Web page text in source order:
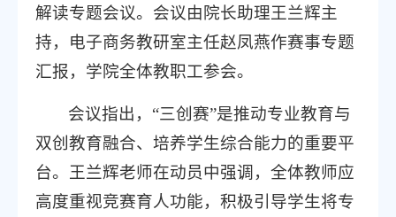
解读专题会议。会议由院长助理王兰辉主
持，电子商务教研室主任赵凤燕作赛事专题
汇报，学院全体教职工参会。
会议指出，“三创赛”是推动专业教育与
双创教育融合、培养学生综合能力的重要平
台。王兰辉老师在动员中强调，全体教师应
高度重视竞赛育人功能，积极引导学生将专